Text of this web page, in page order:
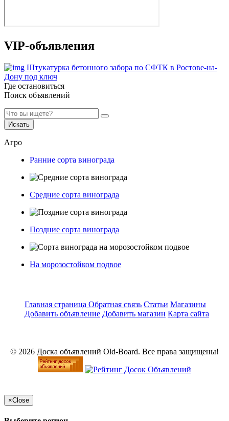
VIP-объявления
Штукатурка бетонного забора по СФТК в Ростове-на-
Дону под ключ
Где остановиться
Поиск объявлений
Искать
Агро
Ранние сорта винограда
Средние сорта винограда
Поздние сорта винограда
На морозостойком подвое
Главная страница Обратная связь Статьи Магазины
Добавить объявление Добавить магазин Карта сайта
© 2026 Доска объявлений Old-Board. Все права защищены!
×Close